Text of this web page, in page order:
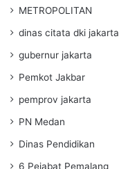
METROPOLITAN
dinas citata dki jakarta
gubernur jakarta
Pemkot Jakbar
pemprov jakarta
PN Medan
Dinas Pendidikan
6 Pejabat Pemalang